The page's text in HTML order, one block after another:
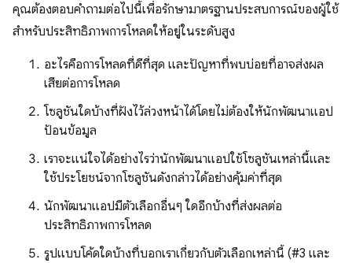
คุณต้องตอบคำถามต่อไปนี้เพื่อรักษามาตรฐานประสบการณ์ของผู้ใช้
สำหรับประสิทธิภาพการโหลดให้อยู่ในระดับสูง
อะไรคือการโหลดที่ดีที่สุด และปัญหาที่พบบ่อยที่อาจส่งผล
เสียต่อการโหลด
โซลูชันใดบ้างที่ฝังไว้ล่วงหน้าได้โดยไม่ต้องให้นักพัฒนาแอป
ป้อนข้อมูล
เราจะแน่ใจได้อย่างไรว่านักพัฒนาแอปใช้โซลูชันเหล่านี้และ
ใช้ประโยชน์จากโซลูชันดังกล่าวได้อย่างคุ้มค่าที่สุด
นักพัฒนาแอปมีตัวเลือกอื่นๆ ใดอีกบ้างที่ส่งผลต่อ
ประสิทธิภาพการโหลด
รูปแบบโค้ดใดบ้างที่บอกเราเกี่ยวกับตัวเลือกเหล่านี้ (#3 และ